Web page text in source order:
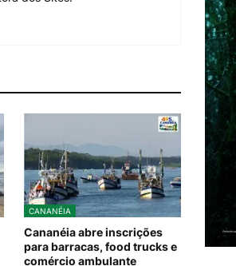
CANANÉIA
Cananéia abre inscrições
para barracas, food trucks e
comércio ambulante